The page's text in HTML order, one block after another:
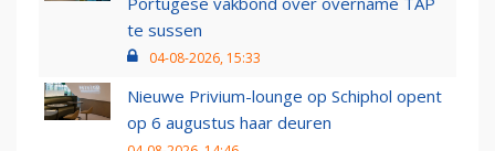
te sussen
04-08-2026, 15:33
Nieuwe Privium-lounge op Schiphol opent
op 6 augustus haar deuren